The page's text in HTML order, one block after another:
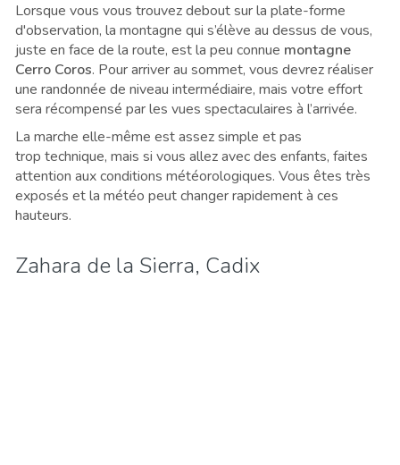
Lorsque vous vous trouvez debout sur la plate-forme
d'observation, la montagne qui s’élève au dessus de vous,
juste en face de la route, est la peu connue montagne
Cerro Coros. Pour arriver au sommet, vous devrez réaliser
une randonnée de niveau intermédiaire, mais votre effort
sera récompensé par les vues spectaculaires à l’arrivée.
La marche elle-même est assez simple et pas
trop technique, mais si vous allez avec des enfants, faites
attention aux conditions météorologiques. Vous êtes très
exposés et la météo peut changer rapidement à ces
hauteurs.
Zahara de la Sierra, Cadix